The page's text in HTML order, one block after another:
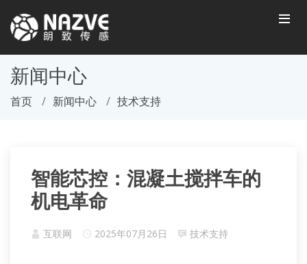
新闻中心
首页 新闻中心 技术支持
智能芯控：混凝土搅拌车的
机电革命
互联网 2025年07月26日 技术支持